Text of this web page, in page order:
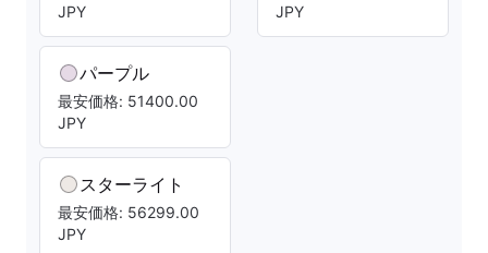
JPY
パープル
最安価格: 51400.00
JPY
スターライト
最安価格: 56299.00
JPY
JPY